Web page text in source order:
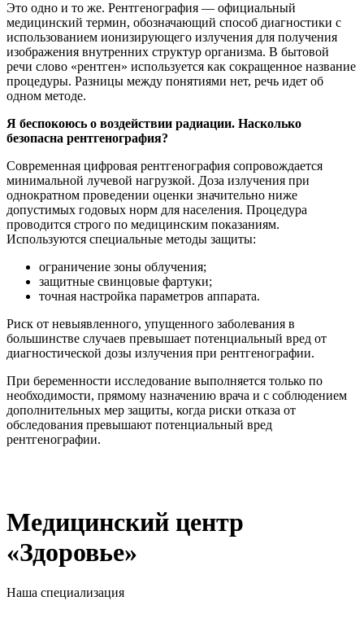
Это одно и то же. Рентгенография — официальный
медицинский термин, обозначающий способ диагностики с
использованием ионизирующего излучения для получения
изображения внутренних структур организма. В бытовой
речи слово «рентген» используется как сокращенное название
процедуры. Разницы между понятиями нет, речь идет об
одном методе.
Я беспокоюсь о воздействии радиации. Насколько
безопасна рентгенография?
Современная цифровая рентгенография сопровождается
минимальной лучевой нагрузкой. Доза излучения при
однократном проведении оценки значительно ниже
допустимых годовых норм для населения. Процедура
проводится строго по медицинским показаниям.
Используются специальные методы защиты:
ограничение зоны облучения;
защитные свинцовые фартуки;
точная настройка параметров аппарата.
Риск от невыявленного, упущенного заболевания в
большинстве случаев превышает потенциальный вред от
диагностической дозы излучения при рентгенографии.
При беременности исследование выполняется только по
необходимости, прямому назначению врача и с соблюдением
дополнительных мер защиты, когда риски отказа от
обследования превышают потенциальный вред
рентгенографии.
Медицинский центр
«Здоровье»
Наша специализация